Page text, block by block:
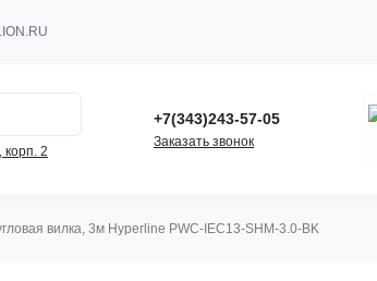
корп. 2
+7(343)243-57-05
Заказать звонок
вилка, 3м Hyperline PWC-IEC13-SHM-3.0-BK